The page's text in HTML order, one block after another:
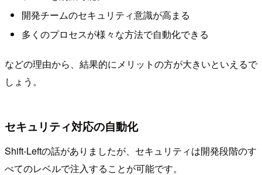
開発チームのセキュリティ意識が高まる
多くのプロセスが様々な方法で自動化できる
などの理由から、結果的にメリットの方が大きいといえるで
しょう。
セキュリティ対応の自動化
Shift-Leftの話がありましたが、セキュリティは開発段階のす
べてのレベルで注入することが可能です。